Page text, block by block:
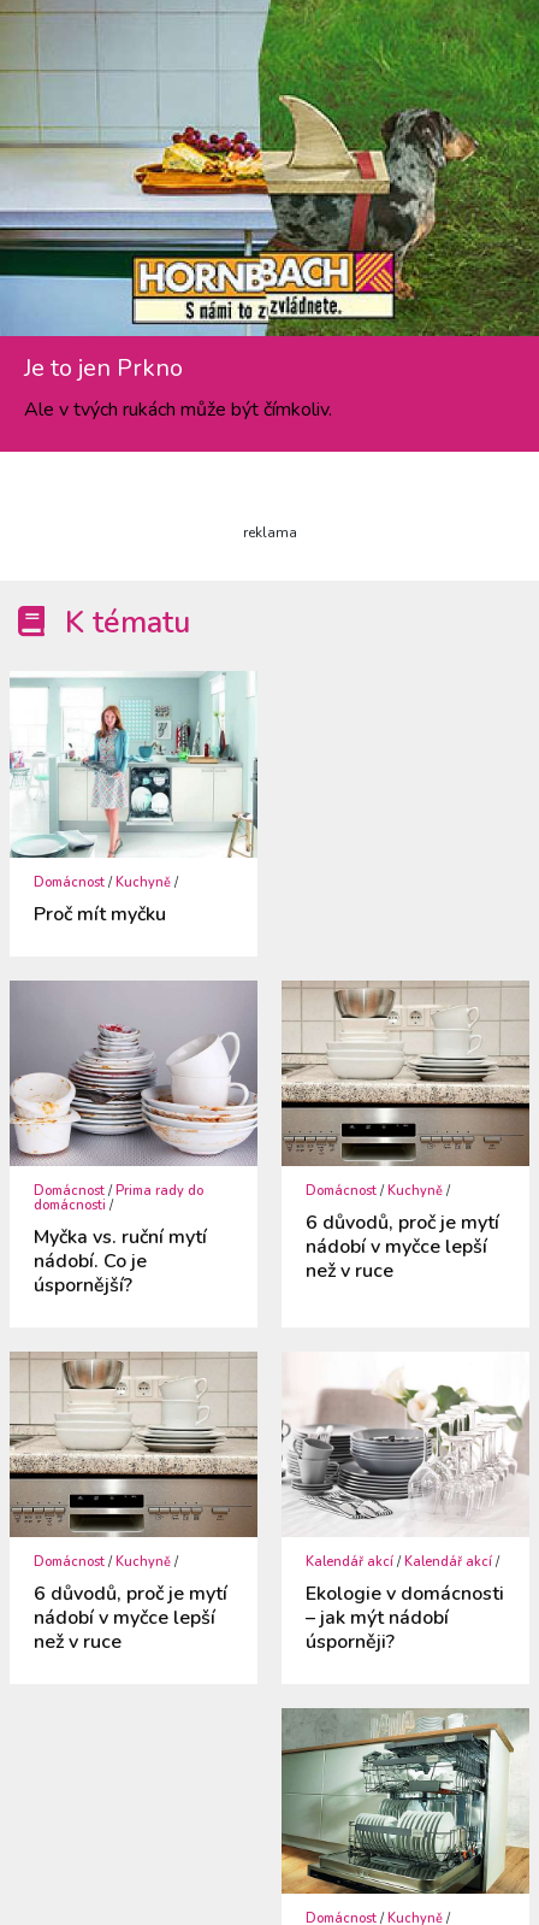
Je to jen Prkno
Ale v tvých rukách může být čímkoliv.
reklama
K tématu
Domácnost /Kuchyně /
Proč mít myčku
Domácnost / Prima rady do
domácnosti /
Myčka vs. ruční mytí
nádobí. Co je
úspornější?
Domácnost / Kuchyně /
6 důvodů, proč je mytí
nádobí v myčce lepší
než v ruce
Domácnost /Kuchyně /
6 důvodů, proč je mytí
nádobí v myčce lepší
než v ruce
Kalendář akcí /Kalendář akcí /
Ekologie v domácnosti
– jak mýt nádobí
úsporněji?
Domácnost /Kuchyně /